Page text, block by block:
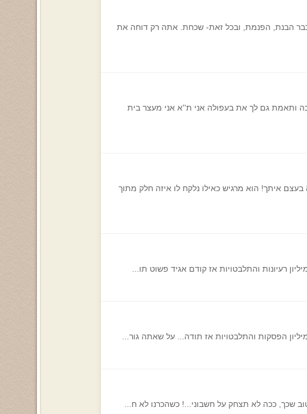
הבנת, הפנמת, ובכל זאת- שכחת. אתה רק דוחה את
ותאמת גם לך את בעפולה אני ת''א אני מעצר בית
איתך! הוא מרגיש כאילו נלקח לו איזה חלק מתוך
רעיונות והתלבטויות אז קודם אגיד פשוט תו...
הפסקות והתלבטויות אז תודה... על שאתה גור...
שכך, ככה לא תצחק על חשבוני...! כשהכרנו לא ח...